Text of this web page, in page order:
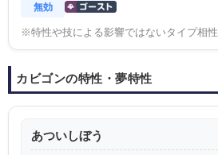
無効
※特性や技による影響ではないタイプ相性
カビゴンの特性・夢特性
あついしぼう